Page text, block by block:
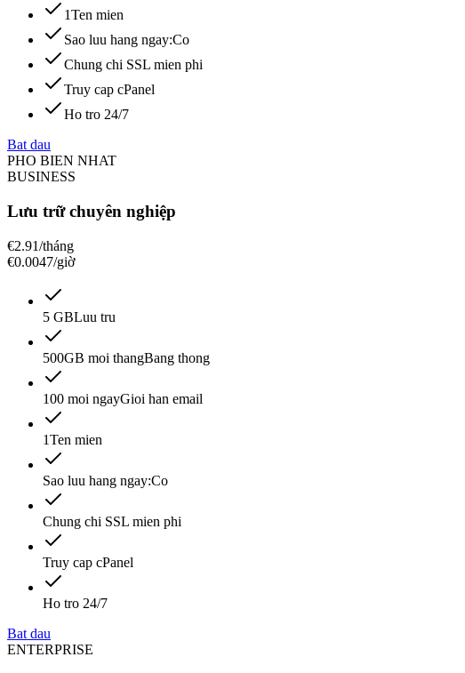
1Ten mien
Sao luu hang ngay:Co
Chung chi SSL mien phi
Truy cap cPanel
Ho tro 24/7
Bat dau
PHO BIEN NHAT
BUSINESS
Lưu trữ chuyên nghiệp
€2.91/tháng
€0.0047/giờ
5 GBLuu tru
500GB moi thangBang thong
100 moi ngayGioi han email
1Ten mien
Sao luu hang ngay:Co
Chung chi SSL mien phi
Truy cap cPanel
Ho tro 24/7
Bat dau
ENTERPRISE